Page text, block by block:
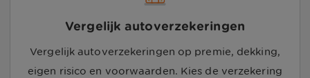
Vergelijk autoverzekeringen
Vergelijk autoverzekeringen op premie, dekking,
eigen risico en voorwaarden. Kies de verzekering